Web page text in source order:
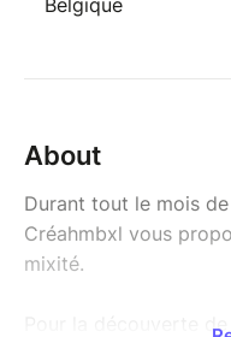
About
Durant tout le mois
Créahmbxl vous
mixité.
Pour la découverte